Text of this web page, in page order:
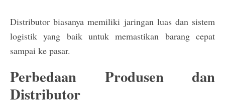
Distributor biasanya memiliki jaringan luas dan sistem
logistik yang baik untuk memastikan barang cepat
sampai ke pasar.
Perbedaan Produsen dan
Distributor